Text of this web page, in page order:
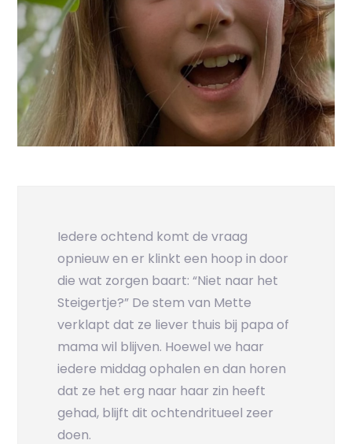
Iedere ochtend komt de vraag
opnieuw en er klinkt een hoop in door
die wat zorgen baart: “Niet naar het
Steigertje?” De stem van Mette
verklapt dat ze liever thuis bij papa of
mama wil blijven. Hoewel we haar
iedere middag ophalen en dan horen
dat ze het erg naar haar zin heeft
gehad, blijft dit ochtendritueel zeer
doen.